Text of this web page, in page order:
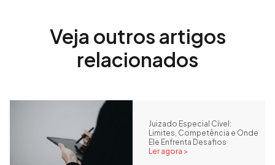
Veja outros artigos
relacionados
Juizado Especial Cível:
Limites, Competência e Onde
Ele Enfrenta Desafios
Ler agora >